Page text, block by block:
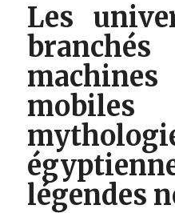
Les
légendes